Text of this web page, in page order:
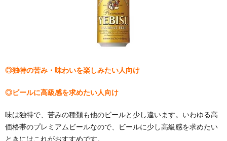
◎独特の苦み・味わいを楽しみたい人向け
◎ビールに高級感を求めたい人向け
味は独特で、苦みの種類も他のビールと少し違います。いわゆる高
価格帯のプレミアムビールなので、ビールに少し高級感を求めたい
ときにはこれがおすすめです。